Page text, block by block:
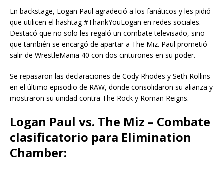
En backstage, Logan Paul agradeció a los fanáticos y les pidió
que utilicen el hashtag #ThankYouLogan en redes sociales.
Destacó que no solo les regaló un combate televisado, sino
que también se encargó de apartar a The Miz. Paul prometió
salir de WrestleMania 40 con dos cinturones en su poder.
Se repasaron las declaraciones de Cody Rhodes y Seth Rollins
en el último episodio de RAW, donde consolidaron su alianza y
mostraron su unidad contra The Rock y Roman Reigns.
Logan Paul vs. The Miz – Combate
clasificatorio para Elimination
Chamber: